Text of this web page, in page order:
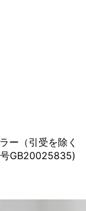
ー （引受を除く
GB20025835)